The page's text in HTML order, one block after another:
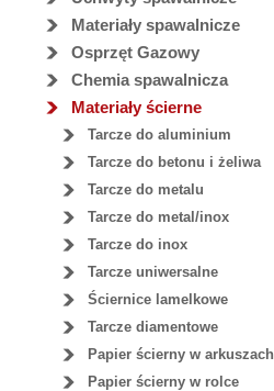
Materiały spawalnicze
Osprzęt Gazowy
Chemia spawalnicza
Materiały ścierne
Tarcze do aluminium
Tarcze do betonu i żeliwa
Tarcze do metalu
Tarcze do metal/inox
Tarcze do inox
Tarcze uniwersalne
Ściernice lamelkowe
Tarcze diamentowe
Papier ścierny w arkuszach
Papier ścierny w rolce